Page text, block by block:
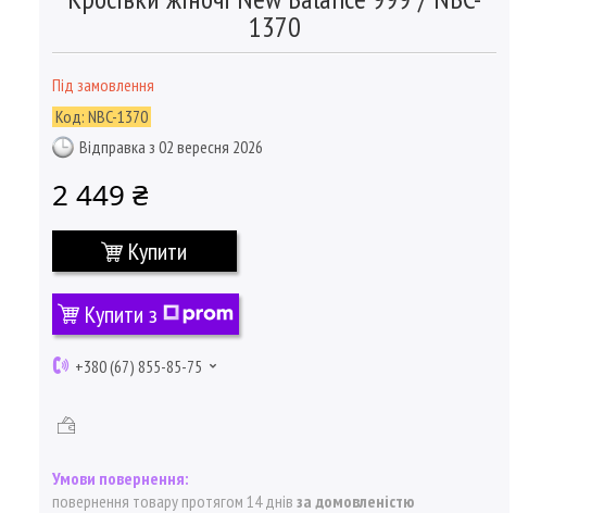
1370
Під замовлення
Код: NBC-1370
Відправка з 02 вересня 2026
2 449 ₴
Купити
Купити з
+380 (67) 855-85-75
повернення товару протягом 14 днів за домовленістю